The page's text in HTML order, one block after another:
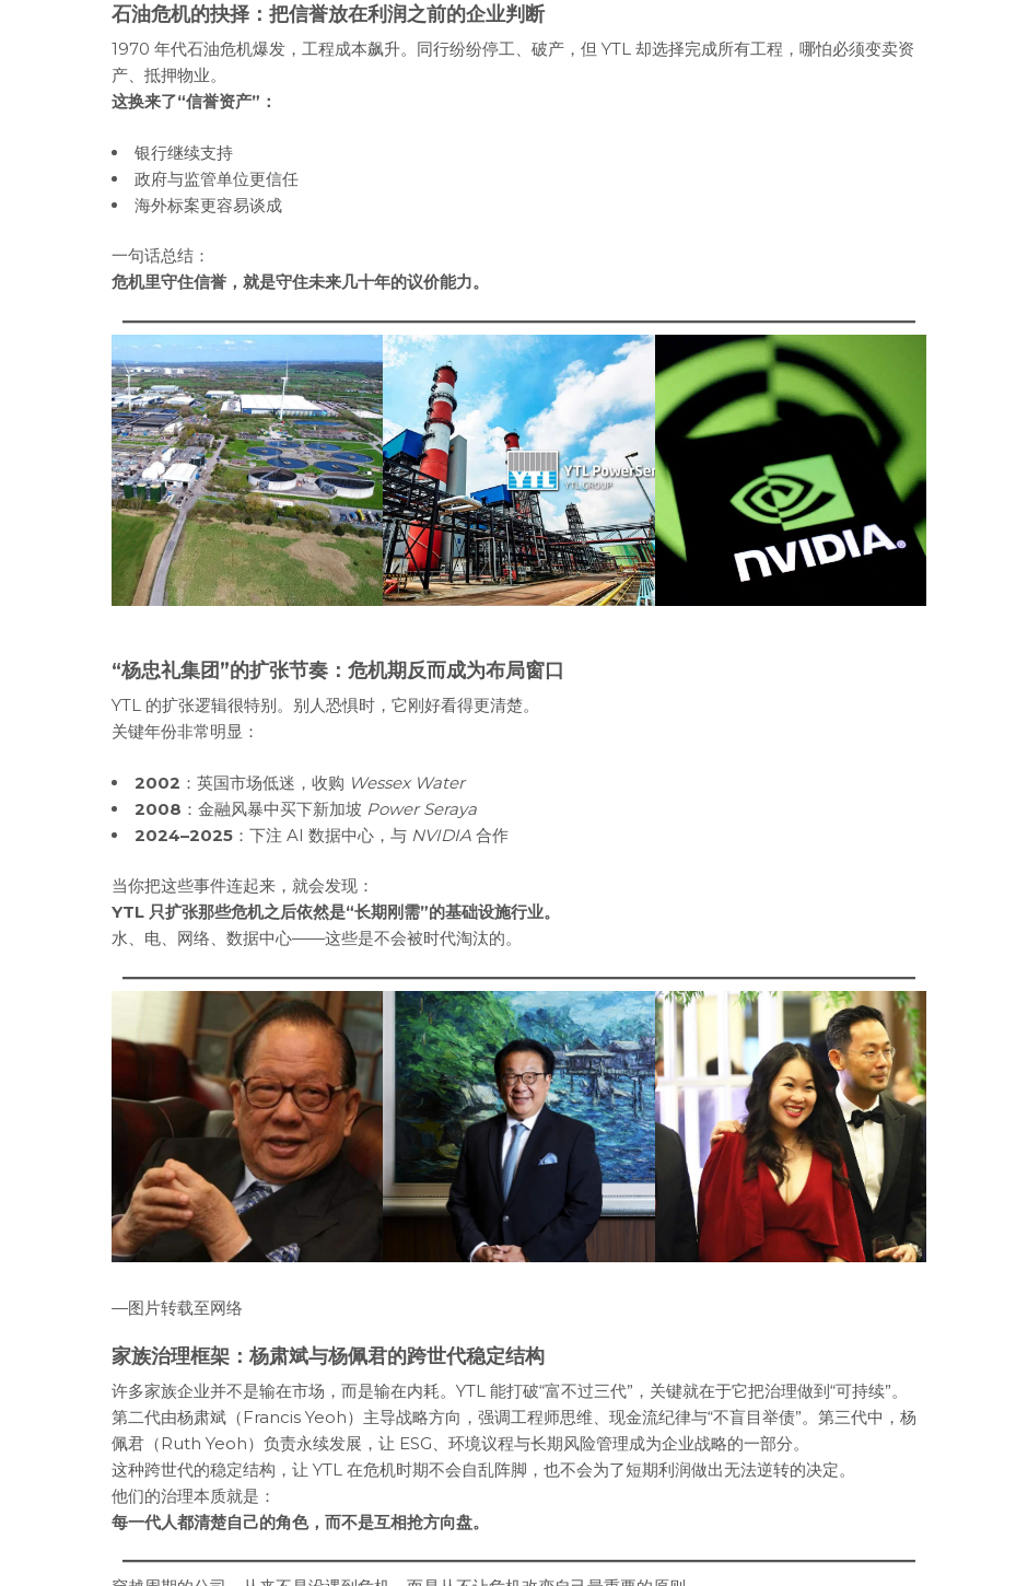
石油危机的抉择：把信誉放在利润之前的企业判断
1970 年代石油危机爆发，工程成本飙升。同行纷纷停工、破产，但 YTL 却选择完成所有工程，哪怕必须变卖资
产、抵押物业。
这换来了“信誉资产”：
银行继续支持
政府与监管单位更信任
海外标案更容易谈成
一句话总结：
危机里守住信誉，就是守住未来几十年的议价能力。
“杨忠礼集团”的扩张节奏：危机期反而成为布局窗口
YTL 的扩张逻辑很特别。别人恐惧时，它刚好看得更清楚。
关键年份非常明显：
2002 ：英国市场低迷，收购 Wessex Water
2008 ：金融风暴中买下新加坡 Power Seraya
2024–2025 ：下注 AI 数据中心，与 NVIDIA 合作
当你把这些事件连起来，就会发现：
YTL 只扩张那些危机之后依然是“长期刚需”的基础设施行业。
水、电、网络、数据中心——这些是不会被时代淘汰的。
—图片转载至网络
家族治理框架：杨肃斌与杨佩君的跨世代稳定结构
许多家族企业并不是输在市场，而是输在内耗。YTL 能打破“富不过三代”，关键就在于它把治理做到“可持续”。
第二代由杨肃斌（Francis Yeoh）主导战略方向，强调工程师思维、现金流纪律与“不盲目举债”。第三代中，杨
佩君（Ruth Yeoh）负责永续发展，让 ESG、环境议程与长期风险管理成为企业战略的一部分。
这种跨世代的稳定结构，让 YTL 在危机时期不会自乱阵脚，也不会为了短期利润做出无法逆转的决定。
他们的治理本质就是：
每一代人都清楚自己的角色，而不是互相抢方向盘。